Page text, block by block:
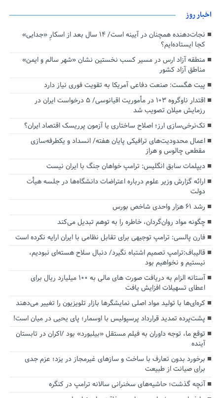
اخبار روز
نجات‌دهنده‌ همچنان در آیینه است/ ۱۴ سال بعد از اسکارِ «جدایی»
کجا ایستاده‌ایم؟
منطقه آزاد ارس در مسیر کسب نخستین نشان «شهر سالم و ایمن»
مناطق آزاد کشور
پیت هگست: صنعت دفاعی آمریکا به تقویت فوری نیاز دارد
اقتدار ناوگروه ۱۰۳ در مأموریت‌ اقیانوسی/ ۵ درخواست ایران در
رزمایش میلان تصویب شد
تک‌نرخی‌سازی ارز؛ اصلاح ساختاری یا آزمون پرریسک اقتصاد ایران؟
اعمال محدودیت‌های ترافیکی پایان هفته/ انسداد و یکطرفه‌سازی
مقطعی چالوس و هراز
دیپلمات سابق انگلیس:‌ ترامپ خواهان جنگ با ایران نیست
ارائه گزارش وزیر علوم درباره اعتراضات دانشگاه‌ها در جلسه هیأت
دولت
رشد ۶۱ هزار واحدی شاخص بورس
چگونه مواد روان‌گردان، خاطره را به توهم تبدیل می‌کند
فارن پالسی: ترامپ توجیهی برای تقابل نظامی با ایران ارایه نکرده است
قالیباف:ترامپ تصمیم اشتباه نگیرد/ دنبال سلاح هسته‌ای نبودیم،
نیستیم و نخواهیم بود
آستانه الزام به دریافت صورت های مالی به ۱۰۰ میلیارد ریال برای
اعطای تسهیلات افزایش یافت
کره‌ای‌ها با تولید مواد اصلی نمایشگرها بازار تلویزیون را تغییر می‌دهند
پشت‌پرده تمدید قرارداد پرسپولیس با اوسمار؛ پای یحیی در میان است!
توقع ما، توجه داوران به فیلم مستقل «بیلبورد» بود /اکران در تابستان
آینده
برخورد بدون تعارف با ساخت‌ و سازهای غیرمجاز در یزد؛ عزم جدی
برای صیانت از طبیعت
آنچه گذشت؛ حاشیه‌های سخنرانی سالانه ترامپ در کنگره